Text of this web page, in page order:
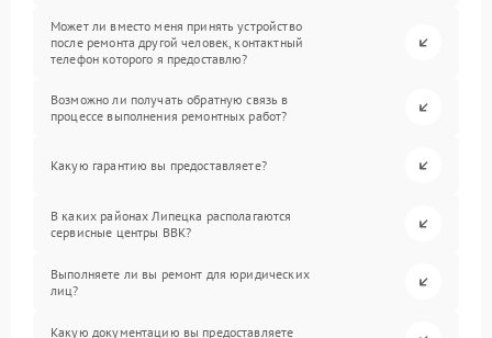
Может ли вместо меня принять устройство
после ремонта другой человек, контактный
телефон которого я предоставлю?
Возможно ли получать обратную связь в
процессе выполнения ремонтных работ?
Какую гарантию вы предоставляете?
В каких районах Липецка располагаются
сервисные центры BBK?
Выполняете ли вы ремонт для юридических
лиц?
Какую документацию вы предоставляете